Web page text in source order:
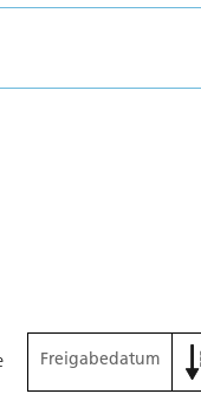
Freigabedatum